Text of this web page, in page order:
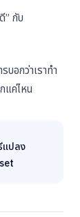
” กับ
บอกว่าเราทำ
แค่ไหน
แปลง